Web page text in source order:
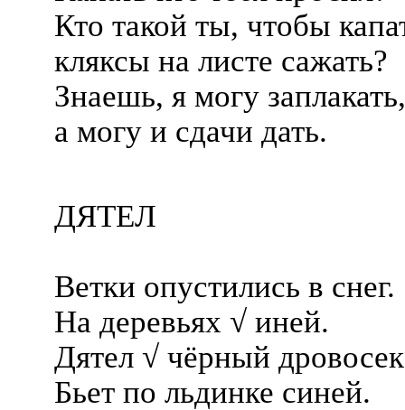
Кто такой ты, чтобы
кляксы на листе сажать?
Знаешь, я могу заплакать,
а могу и сдачи дать.
ДЯТЕЛ
Ветки опустились в снег.
На деревьях √ иней.
Дятел √ чёрный дровосек
Бьет по льдинке синей.